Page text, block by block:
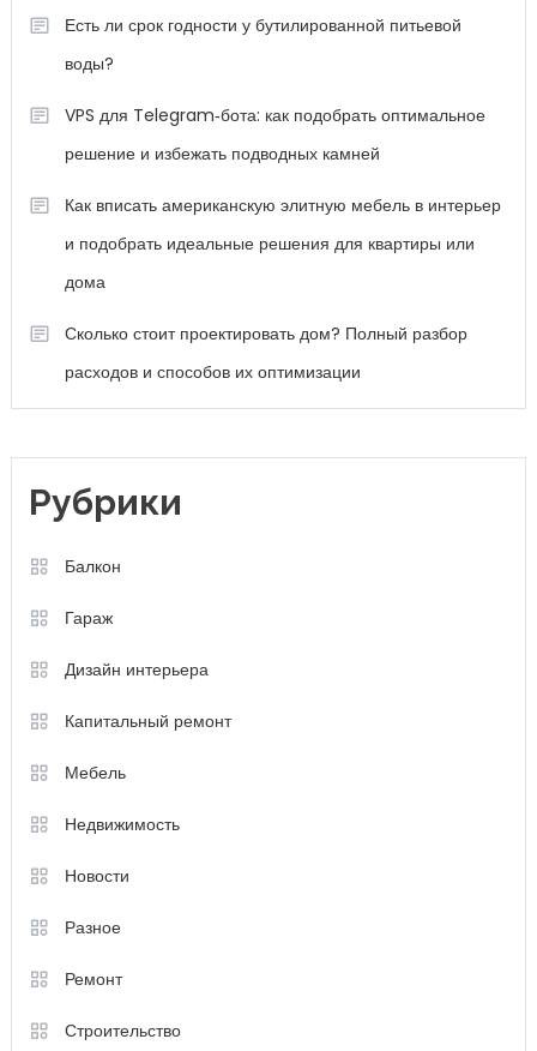
Есть ли срок годности у бутилированной питьевой
воды?
VPS для Telegram‑бота: как подобрать оптимальное
решение и избежать подводных камней
Как вписать американскую элитную мебель в интерьер
и подобрать идеальные решения для квартиры или
дома
Сколько стоит проектировать дом? Полный разбор
расходов и способов их оптимизации
Рубрики
Балкон
Гараж
Дизайн интерьера
Капитальный ремонт
Мебель
Недвижимость
Новости
Разное
Ремонт
Строительство